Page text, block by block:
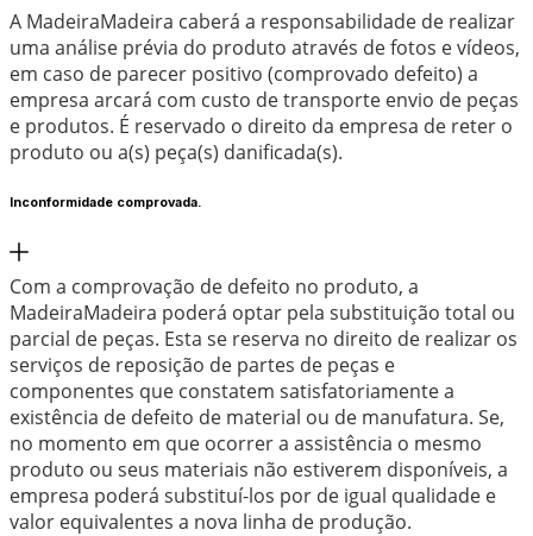
A MadeiraMadeira caberá a responsabilidade de realizar
uma análise prévia do produto através de fotos e vídeos,
em caso de parecer positivo (comprovado defeito) a
empresa arcará com custo de transporte envio de peças
e produtos. É reservado o direito da empresa de reter o
produto ou a(s) peça(s) danificada(s).
Inconformidade comprovada.
Com a comprovação de defeito no produto, a
MadeiraMadeira poderá optar pela substituição total ou
parcial de peças. Esta se reserva no direito de realizar os
serviços de reposição de partes de peças e
componentes que constatem satisfatoriamente a
existência de defeito de material ou de manufatura. Se,
no momento em que ocorrer a assistência o mesmo
produto ou seus materiais não estiverem disponíveis, a
empresa poderá substituí-los por de igual qualidade e
valor equivalentes a nova linha de produção.